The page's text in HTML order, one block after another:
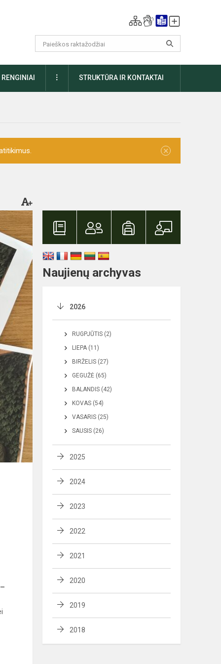
RENGINIAI DAUGIAUSTRUKTŪRA IR KONTAKTAI
×
Naujienų archyvas
2026
RUGPJŪTIS (2)
LIEPA (11)
BIRŽELIS (27)
GEGUŽĖ (65)
BALANDIS (42)
KOVAS (54)
VASARIS (25)
SAUSIS (26)
2025
2024
2023
2022
2021
2020
2019
2018